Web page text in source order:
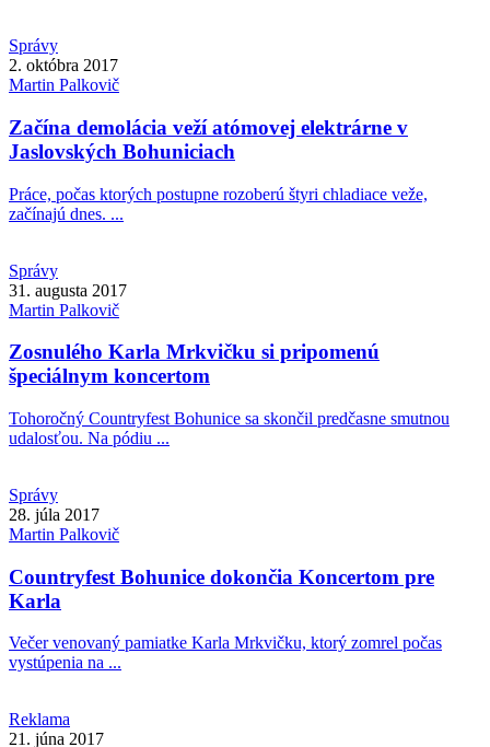
Správy
2. októbra 2017
Martin Palkovič
Začína demolácia veží atómovej elektrárne v
Jaslovských Bohuniciach
Práce, počas ktorých postupne rozoberú štyri chladiace veže,
začínajú dnes. ...
Správy
31. augusta 2017
Martin Palkovič
Zosnulého Karla Mrkvičku si pripomenú
špeciálnym koncertom
Tohoročný Countryfest Bohunice sa skončil predčasne smutnou
udalosťou. Na pódiu ...
Správy
28. júla 2017
Martin Palkovič
Countryfest Bohunice dokončia Koncertom pre
Karla
Večer venovaný pamiatke Karla Mrkvičku, ktorý zomrel počas
vystúpenia na ...
Reklama
21. júna 2017